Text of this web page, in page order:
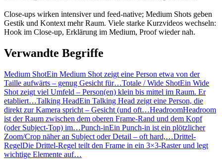
Close-ups wirken intensiver und feed-native; Medium Shots geben
Gestik und Kontext mehr Raum. Viele starke Kurzvideos wechseln:
Hook im Close-up, Erklärung im Medium, Proof wieder nah.
Verwandte Begriffe
Medium ShotEin Medium Shot zeigt eine Person etwa von der
Taille aufwärts – genug Gesicht für…Totale / Wide ShotEin Wide
Shot zeigt viel Umfeld – Person(en) klein bis mittel im Raum. Er
etabliert…Talking HeadEin Talking Head zeigt eine Person, die
direkt zur Kamera spricht – Gesicht (und oft…HeadroomHeadroom
ist der Raum zwischen dem oberen Frame-Rand und dem Kopf
(oder Subject-Top) im…Punch-inEin Punch-in ist ein plötzlicher
Zoom/Crop näher an Subject oder Detail – oft hard,…Drittel-
RegelDie Drittel-Regel teilt den Frame in ein 3×3-Raster und legt
wichtige Elemente auf…